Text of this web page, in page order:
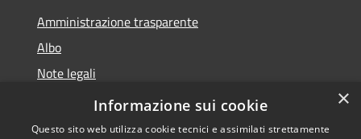
Amministrazione trasparente
Albo
Note legali
Dichiarazione di accessibilità
×
Informazione sui cookie
Questo sito web utilizza cookie tecnici e assimilati strettamente